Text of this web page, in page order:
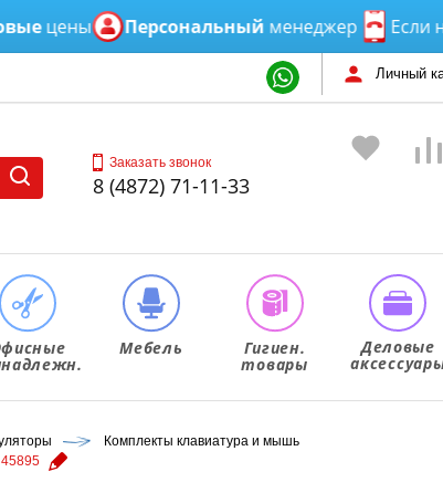
Персональныйменеджер Если нет
Личный
Заказать звонок
8 (4872) 71-11-33
Мебель Гигиен.
товары
Деловые
Комплекты клавиатура и мышь